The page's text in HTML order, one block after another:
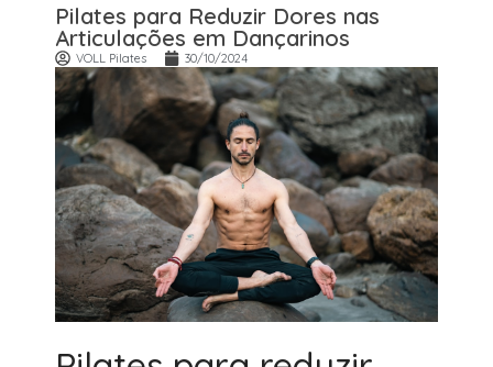
Pilates para Reduzir Dores nas
Articulações em Dançarinos
VOLL Pilates 30/10/2024